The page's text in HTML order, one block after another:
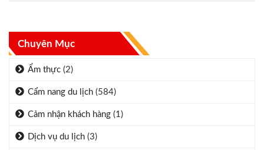
Chuyên Mục
Ẩm thực (2)
Cẩm nang du lịch (584)
Cảm nhận khách hàng (1)
Dịch vụ du lịch (3)